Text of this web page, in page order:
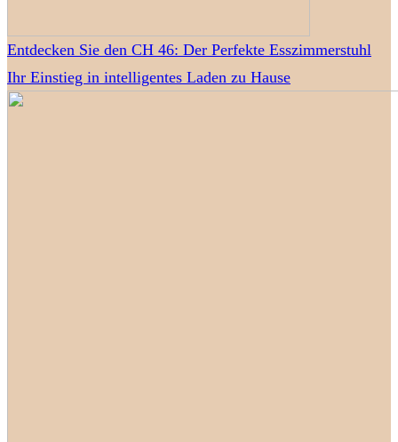
Entdecken Sie den CH 46: Der Perfekte Esszimmerstuhl
Ihr Einstieg in intelligentes Laden zu Hause